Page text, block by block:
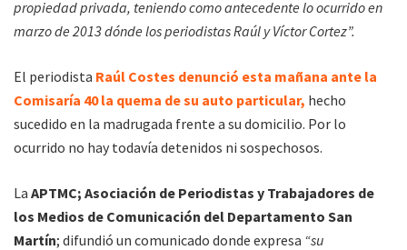
propiedad privada, teniendo como antecedente lo ocurrido en
marzo de 2013 dónde los periodistas Raúl y Víctor Cortez”.
El periodista Raúl Costes denunció esta mañana ante la
Comisaría 40 la quema de su auto particular, hecho
sucedido en la madrugada frente a su domicilio. Por lo
ocurrido no hay todavía detenidos ni sospechosos.
La APTMC; Asociación de Periodistas y Trabajadores de
los Medios de Comunicación del Departamento San
Martín; difundió un comunicado donde expresa “su